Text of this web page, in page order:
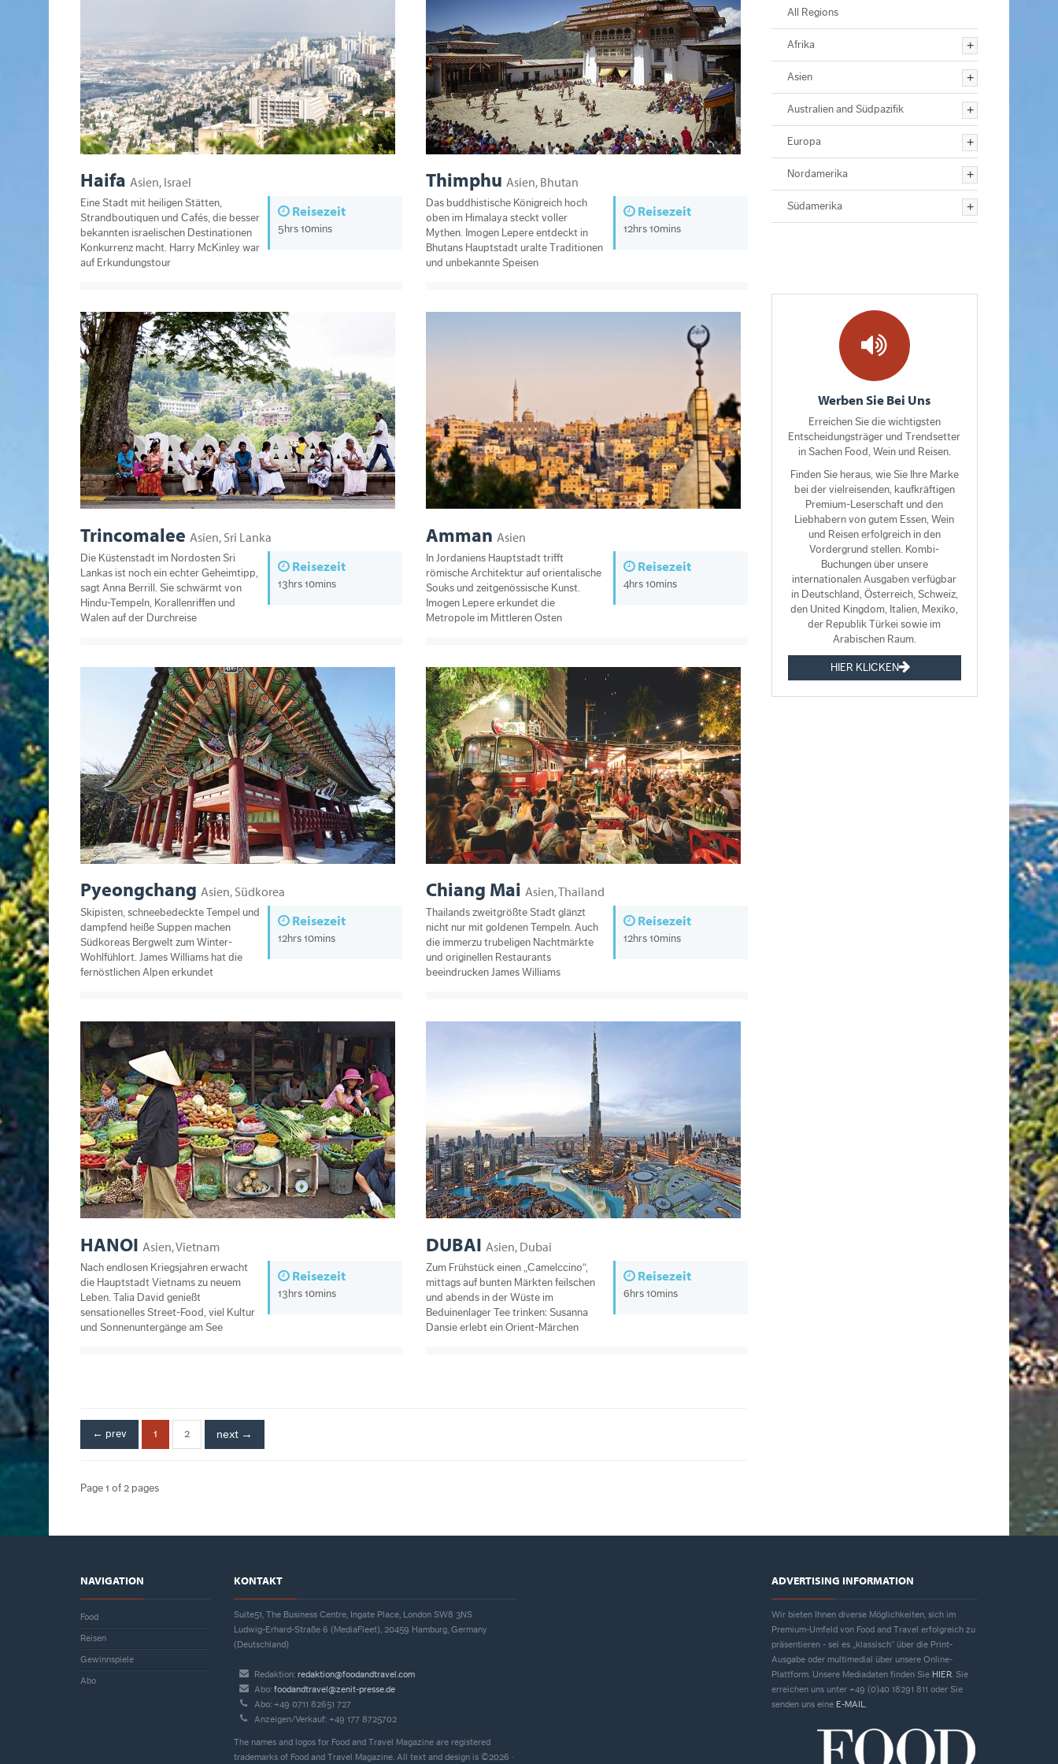
Haifa Asien, Israel
Reisezeit
5hrs 10mins
Eine Stadt mit heiligen Stätten,
Strandboutiquen und Cafés, die besser
bekannten israelischen Destinationen
Konkurrenz macht. Harry McKinley war
auf Erkundungstour
Thimphu Asien, Bhutan
Reisezeit
12hrs 10mins
Das buddhistische Königreich hoch
oben im Himalaya steckt voller
Mythen. Imogen Lepere entdeckt in
Bhutans Hauptstadt uralte Traditionen
und unbekannte Speisen
Trincomalee Asien, Sri Lanka
Reisezeit
13hrs 10mins
Die Küstenstadt im Nordosten Sri
Lankas ist noch ein echter Geheimtipp,
sagt Anna Berrill. Sie schwärmt von
Hindu-Tempeln, Korallenriffen und
Walen auf der Durchreise
Amman Asien
Reisezeit
4hrs 10mins
In Jordaniens Hauptstadt trifft
römische Architektur auf orientalische
Souks und zeitgenössische Kunst.
Imogen Lepere erkundet die
Metropole im Mittleren Osten
Pyeongchang Asien, Südkorea
Reisezeit
12hrs 10mins
Skipisten, schneebedeckte Tempel und
dampfend heiße Suppen machen
Südkoreas Bergwelt zum Winter-
Wohlfühlort. James Williams hat die
fernöstlichen Alpen erkundet
Chiang Mai Asien, Thailand
Reisezeit
12hrs 10mins
Thailands zweitgrößte Stadt glänzt
nicht nur mit goldenen Tempeln. Auch
die immerzu trubeligen Nachtmärkte
und originellen Restaurants
beeindrucken James Williams
HANOI Asien, Vietnam
Reisezeit
13hrs 10mins
Nach endlosen Kriegsjahren erwacht
die Hauptstadt Vietnams zu neuem
Leben. Talia David genießt
sensationelles Street-Food, viel Kultur
und Sonnenuntergänge am See
DUBAI Asien, Dubai
Reisezeit
6hrs 10mins
Zum Frühstück einen „Camelccino“,
mittags auf bunten Märkten feilschen
und abends in der Wüste im
Beduinenlager Tee trinken: Susanna
Dansie erlebt ein Orient-Märchen
← prev 1 2 next →
Page 1 of 2 pages
All Regions
Afrika
Asien
Australien and Südpazifik
Europa
Nordamerika
Südamerika
Werben Sie Bei Uns
Erreichen Sie die wichtigsten
Entscheidungsträger und Trendsetter
in Sachen Food, Wein und Reisen.
Finden Sie heraus, wie Sie Ihre Marke
bei der vielreisenden, kaufkräftigen
Premium-Leserschaft und den
Liebhabern von gutem Essen, Wein
und Reisen erfolgreich in den
Vordergrund stellen. Kombi-
Buchungen über unsere
internationalen Ausgaben verfügbar
in Deutschland, Österreich, Schweiz,
den United Kingdom, Italien, Mexiko,
der Republik Türkei sowie im
Arabischen Raum.
HIER KLICKEN
NAVIGATION
Food
Reisen
Gewinnspiele
Abo
KONTAKT
Suite51, The Business Centre, Ingate Place, London SW8 3NS
Ludwig-Erhard-Straße 6 (MediaFleet), 20459 Hamburg, Germany
(Deutschland)
Redaktion: redaktion@foodandtravel.com
Abo: foodandtravel@zenit-presse.de
Abo: +49 0711 82651 727
Anzeigen/Verkauf: +49 177 8725702
The names and logos for Food and Travel Magazine are registered
trademarks of Food and Travel Magazine. All text and design is ©2026 ·
ADVERTISING INFORMATION
Wir bieten Ihnen diverse Möglichkeiten, sich im
Premium-Umfeld von Food and Travel erfolgreich zu
präsentieren - sei es „klassisch“ über die Print-
Ausgabe oder multimedial über unsere Online-
Plattform. Unsere Mediadaten finden Sie HIER. Sie
erreichen uns unter +49 (0)40 18291 811 oder Sie
senden uns eine E-MAIL